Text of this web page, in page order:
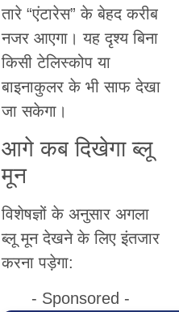
तारे “एंटारेस” के बेहद करीब
नजर आएगा। यह दृश्य बिना
किसी टेलिस्कोप या
बाइनाकुलर के भी साफ देखा
जा सकेगा।
आगे कब दिखेगा ब्लू
मून
विशेषज्ञों के अनुसार अगला
ब्लू मून देखने के लिए इंतजार
करना पड़ेगा:
- Sponsored -